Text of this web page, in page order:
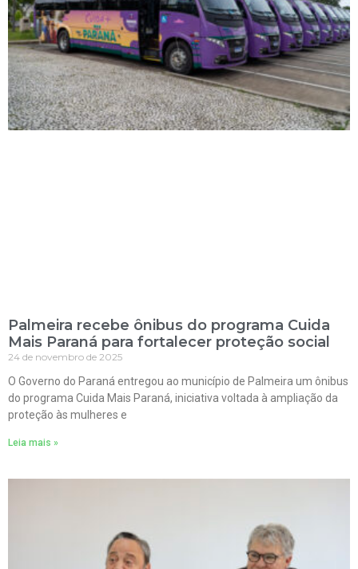
Palmeira recebe ônibus do programa Cuida
Mais Paraná para fortalecer proteção social
24 de novembro de 2025
O Governo do Paraná entregou ao município de Palmeira um ônibus
do programa Cuida Mais Paraná, iniciativa voltada à ampliação da
proteção às mulheres e
Leia mais »